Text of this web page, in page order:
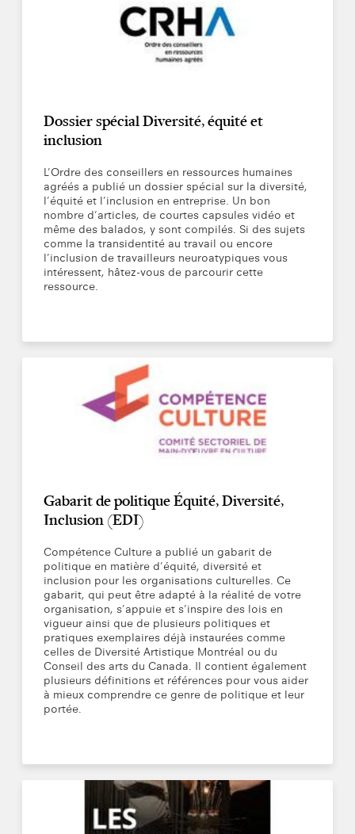
Dossier spécial Diversité, équité et
inclusion
L’Ordre des conseillers en ressources humaines
agréés a publié un dossier spécial sur la diversité,
l’équité et l’inclusion en entreprise. Un bon
nombre d’articles, de courtes capsules vidéo et
même des balados, y sont compilés. Si des sujets
comme la transidentité au travail ou encore
l’inclusion de travailleurs neuroatypiques vous
intéressent, hâtez-vous de parcourir cette
ressource.
Gabarit de politique Équité, Diversité,
Inclusion (EDI)
Compétence Culture a publié un gabarit de
politique en matière d’équité, diversité et
inclusion pour les organisations culturelles. Ce
gabarit, qui peut être adapté à la réalité de votre
organisation, s’appuie et s’inspire des lois en
vigueur ainsi que de plusieurs politiques et
pratiques exemplaires déjà instaurées comme
celles de Diversité Artistique Montréal ou du
Conseil des arts du Canada. Il contient également
plusieurs définitions et références pour vous aider
à mieux comprendre ce genre de politique et leur
portée.